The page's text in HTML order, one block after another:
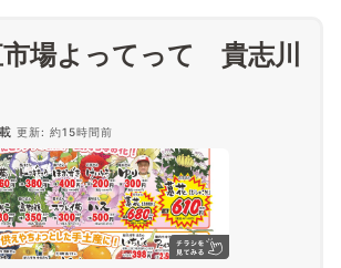
場よってって 貴志川
更新: 約15時間前